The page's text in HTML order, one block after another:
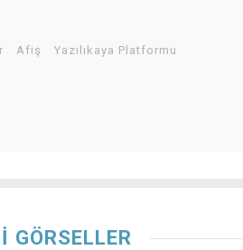
Afiş Yazılıkaya Platformu
GÖRSELLER